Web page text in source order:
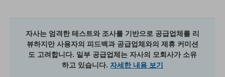
자사는 엄격한 테스트와 조사를 기반으로 공급업체를 리
뷰하지만 사용자의 피드백과 공급업체와의 제휴 커미션
도 고려합니다. 일부 공급업체는 자사의 모회사가 소유
하고 있습니다. 자세한 내용 보기